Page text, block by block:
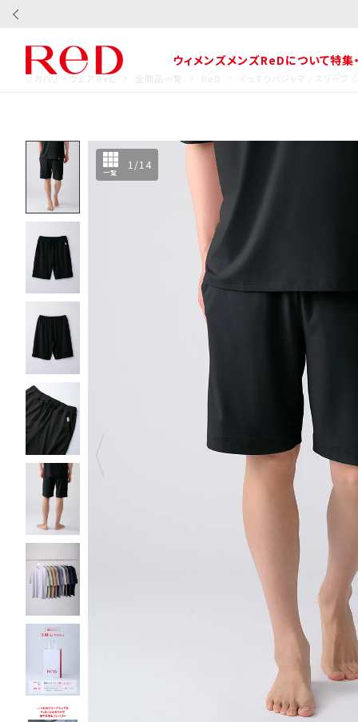
ウィメンズメンズReDについて特集
リカバリーウェア ReD
一覧
1 /14